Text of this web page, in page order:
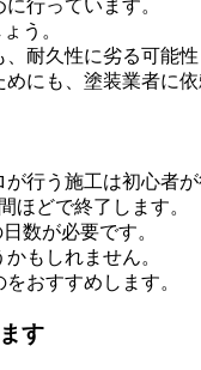
行っています。
う。
耐久性に劣る可能性
にも、塗装業者に依
行う施工は初心者
ほどで終了します。
数が必要です。
もしれません。
おすすめします。
す